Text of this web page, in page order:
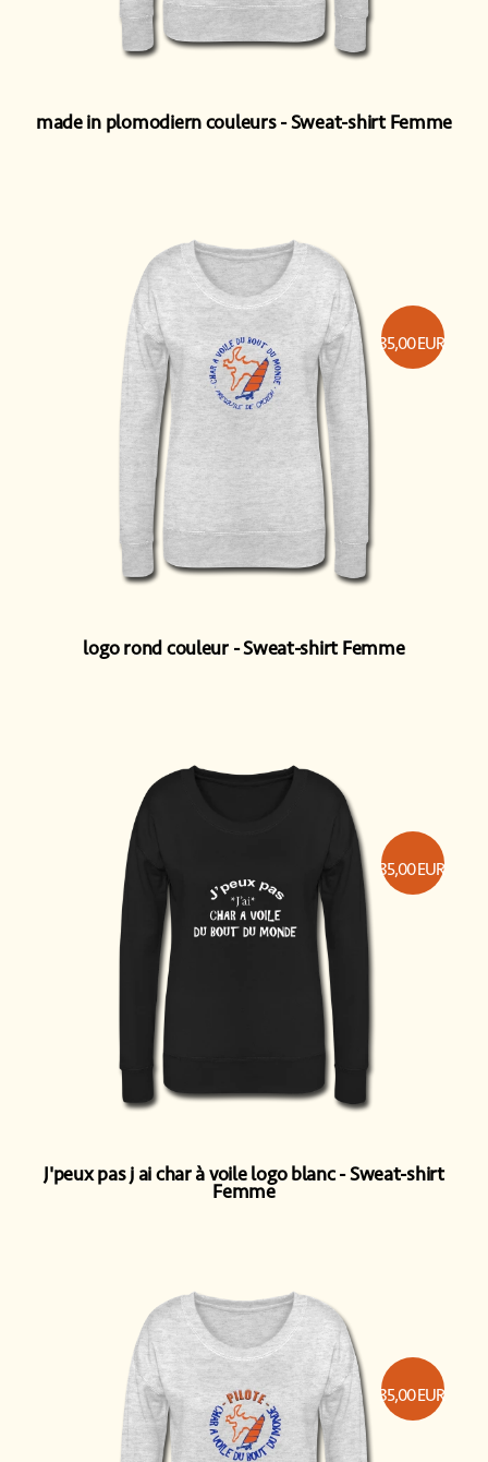
made in plomodiern couleurs Sweat-shirt Femme
logo rond couleur Sweat-shirt Femme
35,00EUR
J'peux pas j ai char à voile logo blanc Sweat-shirt
Femme
35,00EUR
35,00EUR